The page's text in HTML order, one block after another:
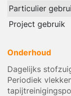
Particulier
Project gebruik
Onderhoud
Dagelijks
Periodiek